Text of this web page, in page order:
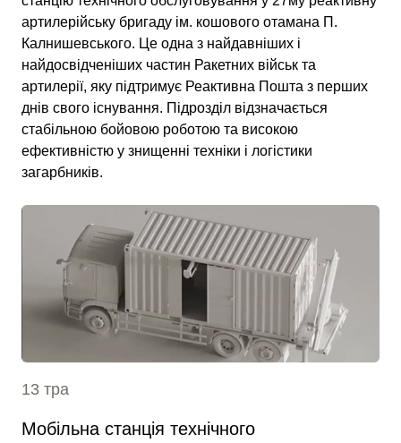
артилерійську бригаду ім. кошового отамана П.
Калнишевського. Це одна з найдавніших і
найдосвідченіших частин Ракетних військ та
артилерії, яку підтримує Реактивна Пошта з перших
днів свого існування. Підрозділ відзначається
стабільною бойовою роботою та високою
ефективністю у знищенні техніки і логістики
загарбників.
13 тра
Мобільна станція технічного